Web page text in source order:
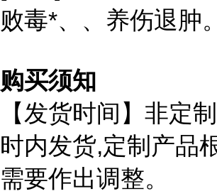
败毒*、、养伤退肿。
购买须知
【发货时间】非定
时内发货,定制产品
需要作出调整。